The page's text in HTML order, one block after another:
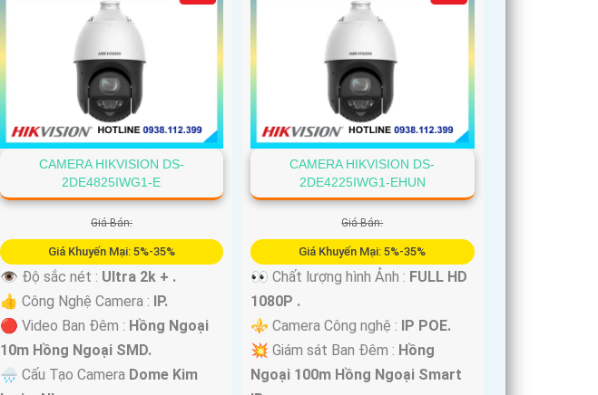
CAMERA HIKVISION DS-
2DE4825IWG1-E
Giá Bán:
Giá Khuyến Mại: 5%-35%
👁 Độ sắc nét : Ultra 2k + .
👍 Công Nghệ Camera : IP.
🔴 Video Ban Đêm : Hồng Ngoại
10m Hồng Ngoại SMD.
🌧️ Cấu Tạo Camera Dome Kim
CAMERA HIKVISION DS-
2DE4225IWG1-EHUN
Giá Bán:
Giá Khuyến Mại: 5%-35%
️
👀 Chất lượng hình Ảnh : FULL HD
1080P .
⚜️ Camera Công nghệ : IP POE.
💥 Giám sát Ban Đêm : Hồng
Ngoại 100m Hồng Ngoại Smart